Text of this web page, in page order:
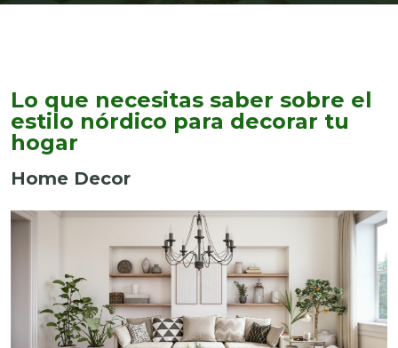
Lo que necesitas saber sobre el
estilo nórdico para decorar tu
hogar
Home Decor